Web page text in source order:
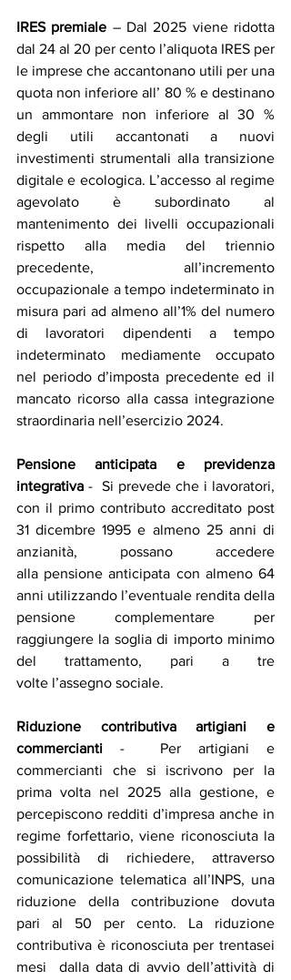
IRES premiale – Dal 2025 viene ridotta
dal 24 al 20 per cento l’aliquota IRES per
le imprese che accantonano utili per una
quota non inferiore all’ 80 % e destinano
un ammontare non inferiore al 30 %
degli utili accantonati a nuovi
investimenti strumentali alla transizione
digitale e ecologica. L’accesso al regime
agevolato è subordinato al
mantenimento dei livelli occupazionali
rispetto alla media del triennio
precedente, all’incremento
occupazionale a tempo indeterminato in
misura pari ad almeno all’1% del numero
di lavoratori dipendenti a tempo
indeterminato mediamente occupato
nel periodo d’imposta precedente ed il
mancato ricorso alla cassa integrazione
straordinaria nell’esercizio 2024.
Pensione anticipata e previdenza
integrativa -  Si prevede che i lavoratori,
con il primo contributo accreditato post
31 dicembre 1995 e almeno 25 anni di
anzianità, possano accedere
alla pensione anticipata con almeno 64
anni utilizzando l’eventuale rendita della
pensione complementare per
raggiungere la soglia di importo minimo
del trattamento, pari a tre
volte l’assegno sociale.
Riduzione contributiva artigiani e
commercianti -  Per artigiani e
commercianti che si iscrivono per la
prima volta nel 2025 alla gestione, e
percepiscono redditi d’impresa anche in
regime forfettario, viene riconosciuta la
possibilità di richiedere, attraverso
comunicazione telematica all’INPS, una
riduzione della contribuzione dovuta
pari al 50 per cento. La riduzione
contributiva è riconosciuta per trentasei
mesi  dalla data di avvio dell’attività di